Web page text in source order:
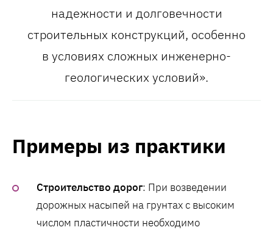
надежности и долговечности
строительных конструкций, особенно
в условиях сложных инженерно-
геологических условий».
Примеры из практики
Строительство дорог: При возведении
дорожных насыпей на грунтах с высоким
числом пластичности необходимо